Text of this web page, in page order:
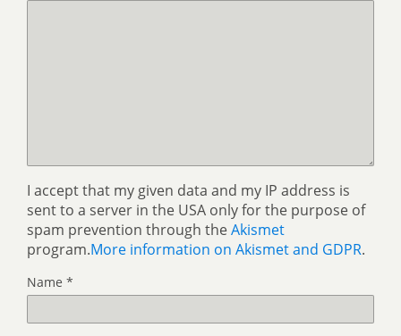
I accept that my given data and my IP address is
sent to a server in the USA only for the purpose of
spam prevention through theAkismet
program.More information on Akismet and GDPR.
Name *